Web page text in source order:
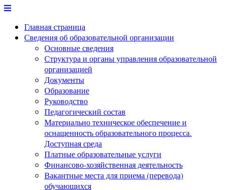
Перейти
содержимому
Главная страница
Сведения об образовательной организации
Основные сведения
Структура и органы управления образовательной
организацией
Документы
Образование
Руководство
Педагогический состав
Материально техническое обеспечение и
оснащенность образовательного процесса.
Доступная среда
Платные образовательные услуги
Финансово-хозяйственная деятельность
Вакантные места для приема (перевода)
обучающихся